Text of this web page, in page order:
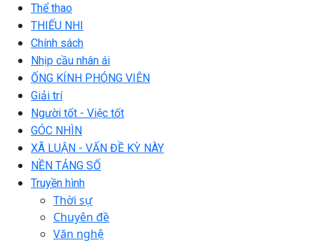
Thể thao
THIẾU NHI
Chính sách
Nhịp cầu nhân ái
ỐNG KÍNH PHÓNG VIÊN
Giải trí
Người tốt - Việc tốt
GÓC NHÌN
XÃ LUẬN - VẤN ĐỀ KỲ NÀY
NỀN TẢNG SỐ
Truyền hình
Thời sự
Chuyên đề
Văn nghệ